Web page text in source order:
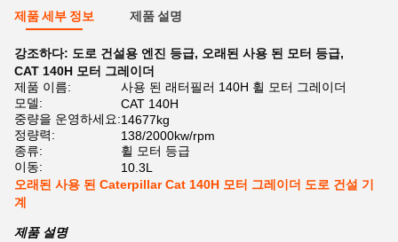
제품 세부 정보 제품 설명
강조하다: 도로 건설용 엔진 등급, 오래된 사용 된 모터 등급,
CAT 140H 모터 그레이더
제품 이름:
사용 된 래터필러 140H 휠 모터 그레이더
모델:
CAT 140H
중량을 운영하세요:14677kg
정량력:
138/2000kw/rpm
종류:
휠 모터 등급
이동:
10.3L
오래된 사용 된 Caterpillar Cat 140H 모터 그레이더 도로 건설 기
계
제품 설명